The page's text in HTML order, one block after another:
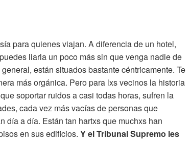
para quienes viajan. A diferencia de un hotel,
liarla un poco más sin que venga nadie de
están situados bastante céntricamente. Te
más orgánica. Pero para lxs vecinos la historia
soportar ruidos a casi todas horas, sufren la
cada vez más vacías de personas que
día a día. Están tan hartxs que muchxs han
en sus edificios. Y el Tribunal Supremo les